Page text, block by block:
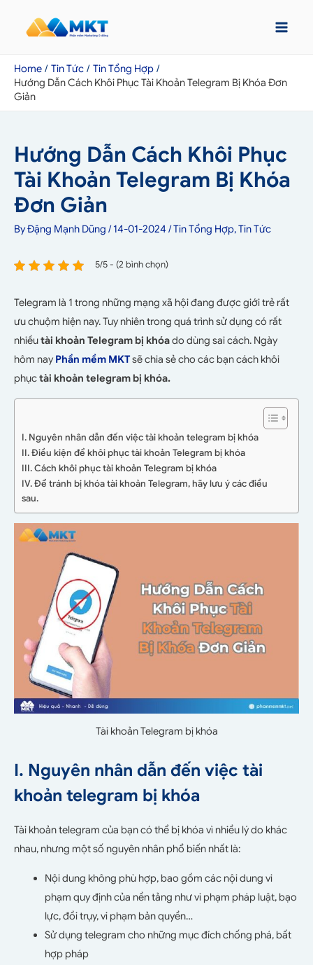
Home Tin Tức
Tin Tổng Hợp
Hướng Dẫn Cách Khôi Phục Tài Khoản Telegram Bị Khóa Đơn
Giản
Hướng Dẫn Cách Khôi Phục
Tài Khoản Telegram Bị Khóa
Đơn Giản
ByĐặng Mạnh Dũng /14-01-2024 /Tin Tổng Hợp,Tin Tức
5/5 - (2 bình chọn)
Telegram là 1 trong những mạng xã hội đang được giới trẻ rất
ưu chuộm hiện nay. Tuy nhiên trong quá trình sử dụng có rất
nhiềutài khoản Telegram bị khóado dùng sai cách. Ngày
hôm nay Phần mềm MKTsẽ chia sẻ cho các bạn cách khôi
phụctài khoản telegram bị khóa.
I. Nguyên nhân dẫn đến việc tài khoản telegram bị khóa
II. Điều kiện để khôi phục tài khoản Telegram bị khóa
III. Cách khôi phục tài khoản Telegram bị khóa
IV. Để tránh bị khóa tài khoản Telegram, hãy lưu ý các điều
sau.
Tài khoản Telegram bị khóa
I. Nguyên nhân dẫn đến việc tài
khoản telegram bị khóa
Tài khoản telegram của bạn có thể bị khóa vì nhiều lý do khác
nhau, nhưng một số nguyên nhân phổ biến nhất là:
Nội dung không phù hợp, bao gồm các nội dung vi
phạm quy định của nền tảng như vi phạm pháp luật, bạo
lực, đồi trụy, vi phạm bản quyền…
Sử dụng telegram cho những mục đích chống phá, bất
hợp pháp